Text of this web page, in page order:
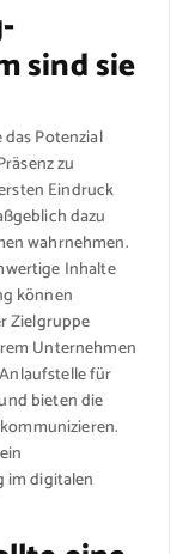
sind sie
Potenzial
zu
Eindruck
dazu
wahrnehmen.
Inhalte
können
Zielgruppe
Unternehmen
für
bieten die
im digitalen